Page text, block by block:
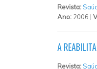
Revista:
Ano: 2006 |
A
Revista: